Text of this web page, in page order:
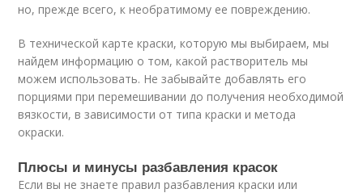
но, прежде всего, к необратимому ее повреждению.
В технической карте краски, которую мы выбираем, мы
найдем информацию о том, какой растворитель мы
можем использовать. Не забывайте добавлять его
порциями при перемешивании до получения необходимой
вязкости, в зависимости от типа краски и метода
окраски.
Плюсы и минусы разбавления красок
Если вы не знаете правил разбавления краски или